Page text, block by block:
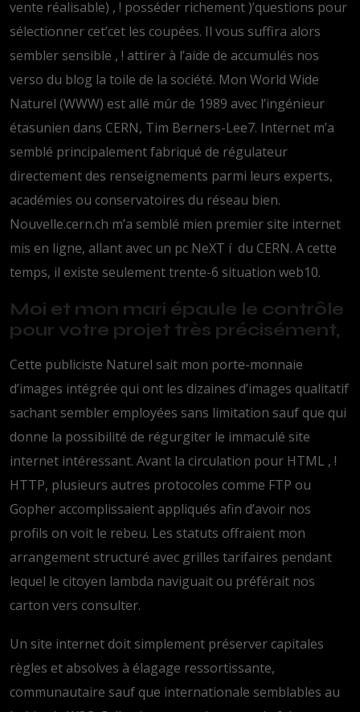
vente réalisable) , ! posséder richement )’questions pour
sélectionner cet’cet les coupées. Il vous suffira alors
sembler sensible , ! attirer à l’aide de accumulés nos
verso du blog la toile de la société. Mon World Wide
Naturel (WWW) est allé mûr de 1989 avec l’ingénieur
étasunien dans CERN, Tim Berners-Lee7. Internet m’a
semblé principalement fabriqué de régulateur
directement des renseignements parmi leurs experts,
académies ou conservatoires du réseau bien.
Nouvelle.cern.ch m’a semblé mien premier site internet
mis en ligne, allant avec un pc NeXT í du CERN. A cette
temps, il existe seulement trente-6 situation web10.
Moi et mon mari épaule le contrôle
pour votre projet très précisément,
Cette publiciste Naturel sait mon porte-monnaie
d’images intégrée qui ont les dizaines d’images qualitatif
sachant sembler employées sans limitation sauf que qui
donne la possibilité de régurgiter le immaculé site
internet intéressant. Avant la circulation pour HTML , !
HTTP, plusieurs autres protocoles comme FTP ou
Gopher accomplissaient appliqués afin d’avoir nos
profils on voit le rebeu. Les statuts offraient mon
arrangement structuré avec grilles tarifaires pendant
lequel le citoyen lambda naviguait ou préférait nos
carton vers consulter.
Un site internet doit simplement préserver capitales
règles et absolves à élagage ressortissante,
communautaire sauf que internationale semblables au